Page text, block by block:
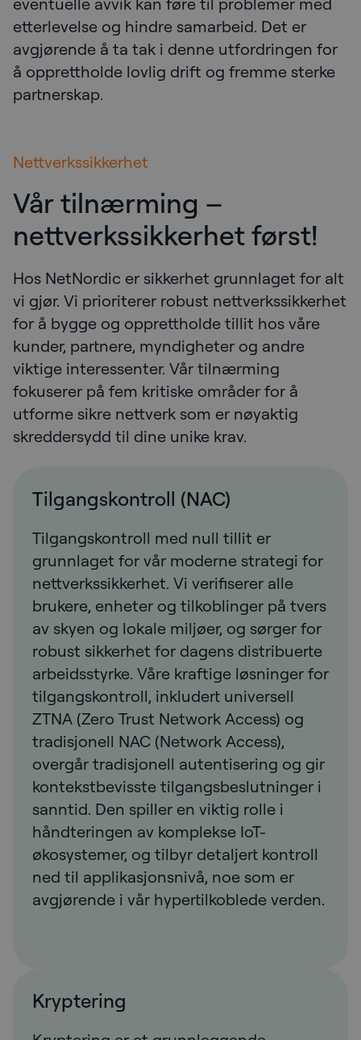
etterlevelse og hindre samarbeid. Det er
avgjørende å ta tak i denne utfordringen for
å opprettholde lovlig drift og fremme sterke
partnerskap.
Nettverkssikkerhet
Vår tilnærming –
nettverkssikkerhet først!
Hos NetNordic er sikkerhet grunnlaget for alt
vi gjør. Vi prioriterer robust nettverkssikkerhet
for å bygge og opprettholde tillit hos våre
kunder, partnere, myndigheter og andre
viktige interessenter. Vår tilnærming
fokuserer på fem kritiske områder for å
utforme sikre nettverk som er nøyaktig
skreddersydd til dine unike krav.
Tilgangskontroll (NAC)
Tilgangskontroll med null tillit er
grunnlaget for vår moderne strategi for
nettverkssikkerhet. Vi verifiserer alle
brukere, enheter og tilkoblinger på tvers
av skyen og lokale miljøer, og sørger for
robust sikkerhet for dagens distribuerte
arbeidsstyrke. Våre kraftige løsninger for
tilgangskontroll, inkludert universell
ZTNA (Zero Trust Network Access) og
tradisjonell NAC (Network Access),
overgår tradisjonell autentisering og gir
kontekstbevisste tilgangsbeslutninger i
sanntid. Den spiller en viktig rolle i
håndteringen av komplekse IoT-
økosystemer, og tilbyr detaljert kontroll
ned til applikasjonsnivå, noe som er
avgjørende i vår hypertilkoblede verden.
Kryptering